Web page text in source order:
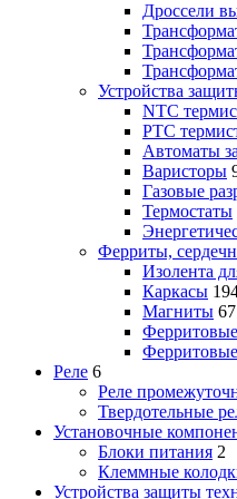
Дроссели
Устройства
NTC
PTC
Автоматы
Варисторы
Газовые
Термостаты
Ферриты,
Изолента
Каркасы
Магниты 67
Реле 6
Реле
Твердотельные
Установочные
Блоки питания 2
Клеммные
Устройства защиты